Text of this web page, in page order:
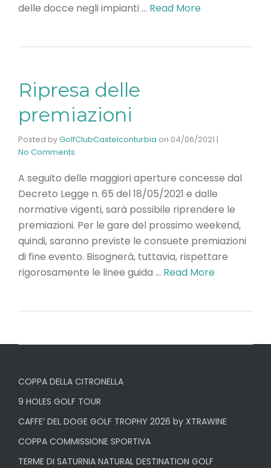
delle docce negli impianti … Read More
Ripresa delle
premiazioni
Posted byGolfClubCastelconturbia on 04/06/2021 |
No Comments
A seguito delle maggiori aperture concesse dal
Decreto Legge n. 65 del 18/05/2021 e dalle
normative vigenti, sarà possibile riprendere le
premiazioni. Per le gare del prossimo weekend,
quindi, saranno previste le consuete premiazioni
di fine evento. Bisognerà, tuttavia, rispettare
rigorosamente le linee guida … Read More
COPPA DELLA CITRONELLA
9 HOLES GOLF TOUR
CAFFE’ DEL DOGE GOLF TROPHY 2026 by XTRAWINE
COPPA COMMISSIONE SPORTIVA
TERME DI SATURNIA NATURAL DESTINATION GOLF